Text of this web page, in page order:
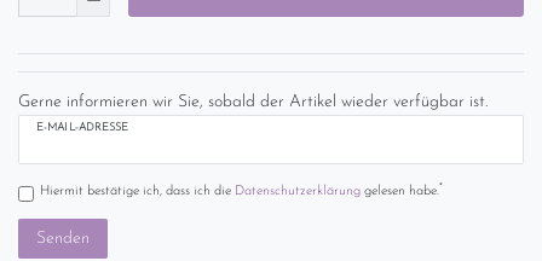
Gerne informieren wir Sie, sobald der Artikel wieder verfügbar ist.
E-MAIL-ADRESSE
Hiermit bestätige ich, dass ich die Daten­schutz­erklärunggelesen habe.*
Senden